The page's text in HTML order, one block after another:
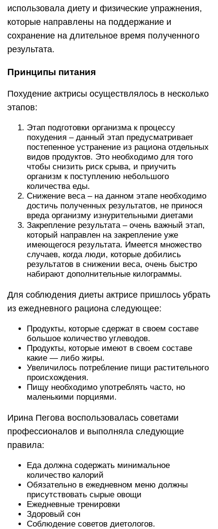
использовала диету и физические упражнения,
которые направлены на поддержание и
сохранение на длительное время полученного
результата.
Принципы питания
Похудение актрисы осуществлялось в несколько
этапов:
Этап подготовки организма к процессу
похудения – данный этап предусматривает
постепенное устранение из рациона отдельных
видов продуктов. Это необходимо для того
чтобы снизить риск срыва, и приучить
организм к поступлению небольшого
количества еды.
Снижение веса – на данном этапе необходимо
достичь полученных результатов, не принося
вреда организму изнурительными диетами
Закрепление результата – очень важный этап,
который направлен на закрепление уже
имеющегося результата. Имеется множество
случаев, когда люди, которые добились
результатов в снижении веса, очень быстро
набирают дополнительные килограммы.
Для соблюдения диеты актрисе пришлось убрать
из ежедневного рациона следующее:
Продукты, которые сдержат в своем составе
большое количество углеводов.
Продукты, которые имеют в своем составе
какие — либо жиры.
Увеличилось потребление пищи растительного
происхождения.
Пищу необходимо употреблять часто, но
маленькими порциями.
Ирина Пегова воспользовалась советами
профессионалов и выполняла следующие
правила:
Еда должна содержать минимальное
количество калорий
Обязательно в ежедневном меню должны
присутствовать сырые овощи
Ежедневные тренировки
Здоровый сон
Соблюдение советов диетологов.